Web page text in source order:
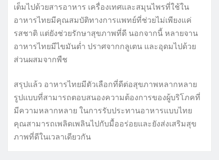
เต็มไปด้วยสารอาหาร เครื่องเทศและสมุนไพรที่ใช้ใน
อาหารไทยมีคุณสมบัติทางการแพทย์ที่ช่วยไม่เพียงแค่
รสชาติ แต่ยังช่วยรักษาสุขภาพที่ดี นอกจากนี้ หลายจาน
อาหารไทยมีไขมันต่ำ ปราศจากกลูเตน และอุดมไปด้วย
ส่วนผสมจากพืช
สรุปแล้ว อาหารไทยมีตัวเลือกที่ดีต่อสุขภาพหลากหลาย
รูปแบบที่สามารถตอบสนองความต้องการของผู้บริโภคที่
มีความหลากหลาย ในการรับประทานอาหารแบบไทย
คุณสามารถเพลิดเพลินไปกับมื้ออร่อยและยังส่งเสริมสุข
ภาพที่ดีในเวลาเดียวกัน